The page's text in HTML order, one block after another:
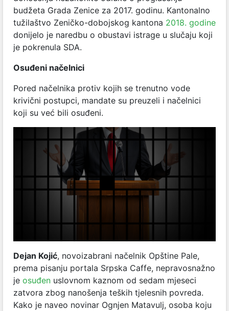
budžeta Grada Zenice za 2017. godinu. Kantonalno
tužilaštvo Zeničko-dobojskog kantona 2018. godine
donijelo je naredbu o obustavi istrage u slučaju koji
je pokrenula SDA.
Osuđeni načelnici
Pored načelnika protiv kojih se trenutno vode
krivični postupci, mandate su preuzeli i načelnici
koji su već bili osuđeni.
Dejan Kojić, novoizabrani načelnik Opštine Pale,
prema pisanju portala Srpska Caffe, nepravosnažno
je osuđen uslovnom kaznom od sedam mjeseci
zatvora zbog nanošenja teških tjelesnih povreda.
Kako je naveo novinar Ognjen Matavulj, osoba koju